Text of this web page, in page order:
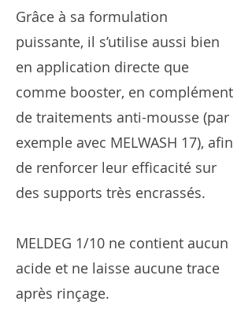
Grâce à sa formulation
puissante, il s’utilise aussi bien
en application directe que
comme booster, en complément
de traitements anti-mousse (par
exemple avec MELWASH 17), afin
de renforcer leur efficacité sur
des supports très encrassés.
MELDEG 1/10 ne contient aucun
acide et ne laisse aucune trace
après rinçage.